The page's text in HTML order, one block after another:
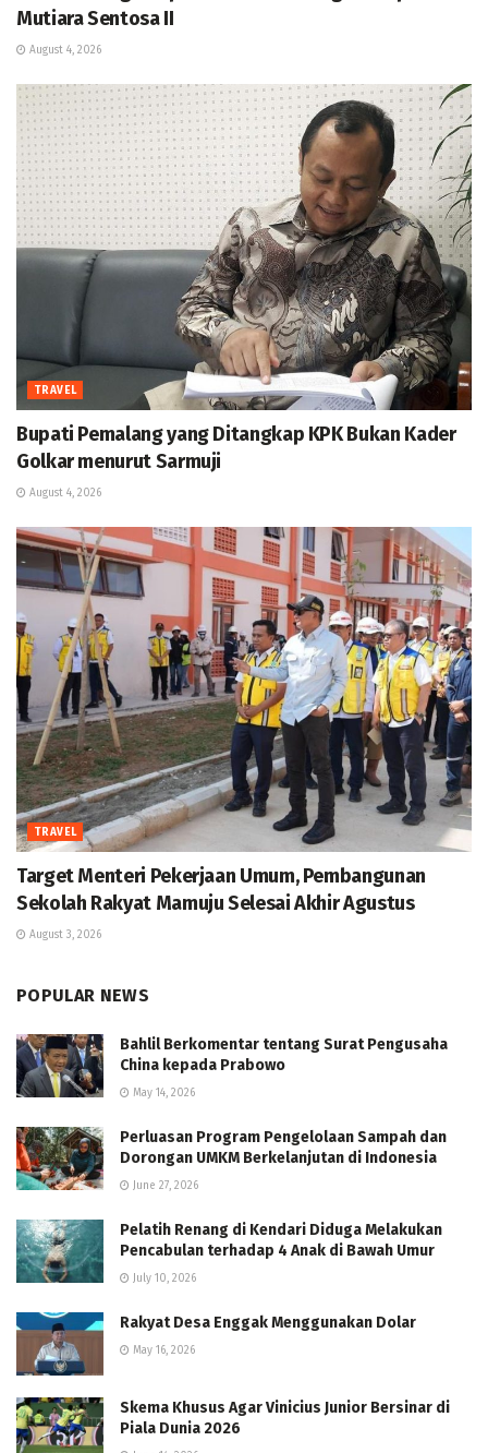
Mutiara Sentosa II
August 4, 2026
TRAVEL
Bupati Pemalang yang Ditangkap KPK Bukan Kader
Golkar menurut Sarmuji
August 4, 2026
TRAVEL
Target Menteri Pekerjaan Umum, Pembangunan
Sekolah Rakyat Mamuju Selesai Akhir Agustus
August 3, 2026
POPULAR NEWS
Bahlil Berkomentar tentang Surat Pengusaha
China kepada Prabowo
May 14, 2026
Perluasan Program Pengelolaan Sampah dan
Dorongan UMKM Berkelanjutan di Indonesia
June 27, 2026
Pelatih Renang di Kendari Diduga Melakukan
Pencabulan terhadap 4 Anak di Bawah Umur
July 10, 2026
Rakyat Desa Enggak Menggunakan Dolar
May 16, 2026
Skema Khusus Agar Vinicius Junior Bersinar di
Piala Dunia 2026